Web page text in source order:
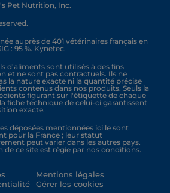
Pet Nutrition, Inc.
auprès de 401 vétérinaires français en
: 95 %. Kynetec.
d'aliments sont utilisés à des fins
et ne sont pas contractuels. Ils ne
la nature exacte ni la quantité précise
contenus dans nos produits. Seuls la
figurant sur l'étiquette de chaque
fiche technique de celui-ci garantissent
exacte.
déposées mentionnées ici le sont
pour la France ; leur statut
peut varier dans les autres pays.
de ce site est régie par nos conditions.
Mentions légales
Gérer les cookies